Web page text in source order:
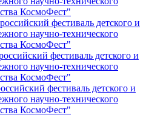
КосмоФест"
фестиваль детского и
научно-технического
КосмоФест"
фестиваль детского и
научно-технического
КосмоФест"
фестиваль детского и
научно-технического
КосмоФест"